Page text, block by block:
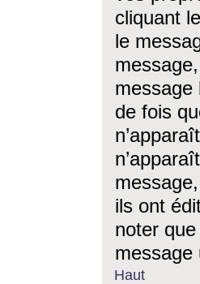
cliquant
le
message
de fois
ils ont
noter
message
Haut